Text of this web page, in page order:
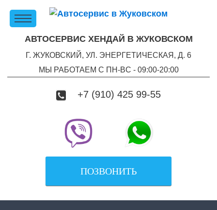
АВТОСЕРВИС ХЕНДАЙ В ЖУКОВСКОМ
Г. ЖУКОВСКИЙ, УЛ. ЭНЕРГЕТИЧЕСКАЯ, Д. 6
МЫ РАБОТАЕМ С ПН-ВC - 09:00-20:00
+7 (910) 425 99-55
ПОЗВОНИТЬ